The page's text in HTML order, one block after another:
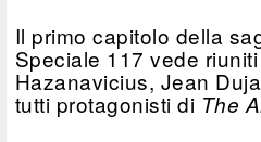
Il primo capitolo della
Speciale 117 vede
Hazanavicius, Jean
tutti protagonisti di The